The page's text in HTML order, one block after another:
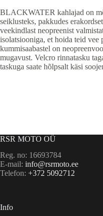
BLACKWATER kahlajad on
seiklusteks, pakkudes
veekindlast neopreenist
isolatsiooniga, et hoida teid vee
kummisaabastel on
mugavust. Velcro rinnatasku
taskuga saate hõlpsalt käsi
RSR MOTO OÜ
Reg. no: 16693784
E-mail: info@rsrmoto.ee
Telefon: +372 5092712
Info